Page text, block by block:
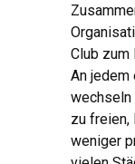
Club zum
An jedem
wechseln
zu freien,
weniger